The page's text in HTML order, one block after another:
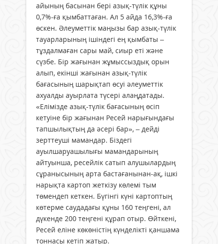
айының басынан бері азық-түлік құны
0,7%-ға қымбаттаған. Ал 5 айда 16,3%-ға
өскен. Әлеуметтік маңызы бар азық-түлік
тауарларының ішіндегі ең қымбаты –
тұздалмаған сары май, сиыр еті және
сүзбе. Бір жағынан жұмыссыздық орын
алып, екінші жағынан азық-түлік
бағасының шарықтап өсуі әлеуметтік
ахуалды ауырлата түсері алаңдатады.
«Елімізде азық-түлік бағасының өсіп
кетуіне бір жағынан Ресей нарығындағы
тапшылықтың да әсері бар», – дейді
зерттеуші мамандар. Біздегі
ауылшаруашылығы мамандарының
айтуынша, ресейлік сатып алушылардың
сұранысының арта бастағанынан-ақ, ішкі
нарықта картоп жеткізу көлемі тым
төмендеп кеткен. Бүгінгі күні картоптың
көтерме саудадағы құны 160 теңгені, ал
дүкенде 200 теңгені құрап отыр. Өйткені,
Ресей еліне көкөністің күнделікті қаншама
тоннасы кетіп жатыр.